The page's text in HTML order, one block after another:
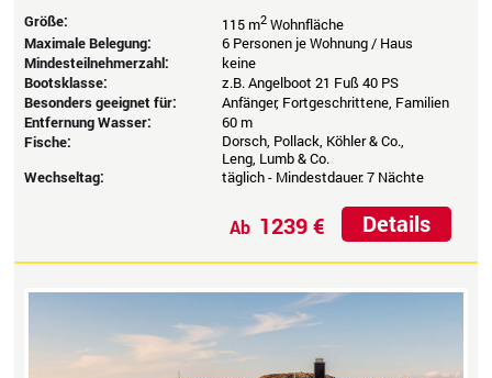
Größe: 115 m2Wohnfläche
Maximale Belegung:
6 Personen je Wohnung / Haus
Mindesteilnehmerzahl:
keine
Bootsklasse:
z.B. Angelboot 21 Fuß 40 PS
Besonders geeignet für:
Anfänger, Fortgeschrittene, Familien
Entfernung Wasser:
60 m
Fische:
Dorsch, Pollack, Köhler & Co.,
Leng, Lumb & Co.
Wechseltag:
täglich - Mindestdauer: 7 Nächte
Details
Ab 1239 €